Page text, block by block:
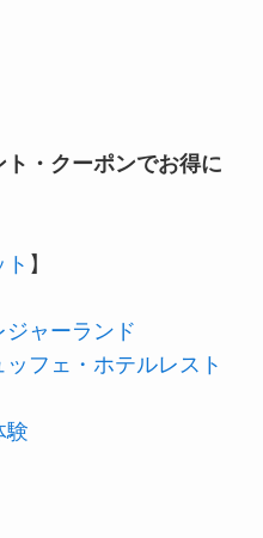
ト・クーポンでお得に
】
ャーランド
フェ・ホテルレスト
験